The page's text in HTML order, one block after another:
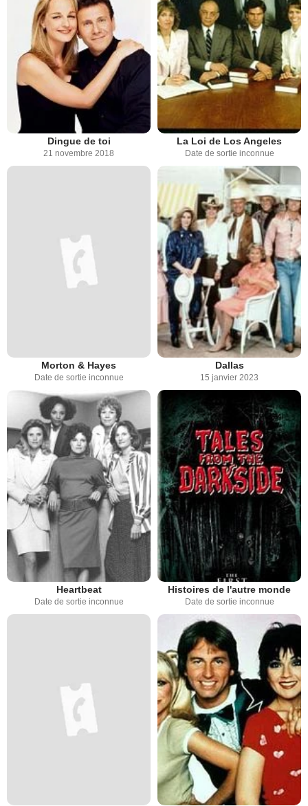
Dingue de toi
21 novembre 2018
La Loi de Los Angeles
Date de sortie inconnue
Morton & Hayes
Date de sortie inconnue
Dallas
15 janvier 2023
Heartbeat
Date de sortie inconnue
Histoires de l'autre monde
Date de sortie inconnue